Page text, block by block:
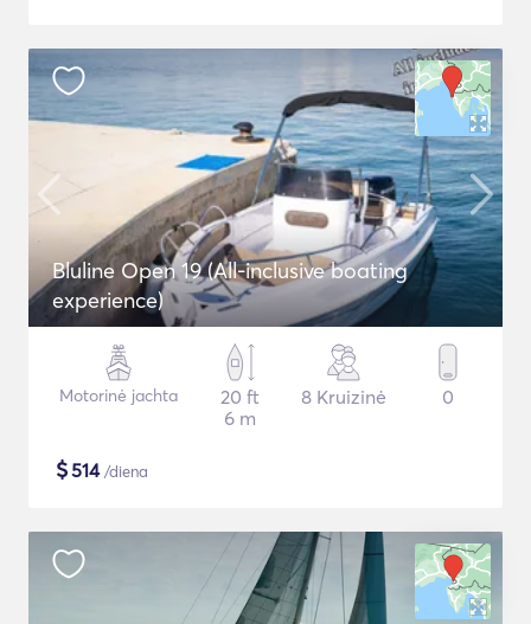
Bluline Open 19 (All-inclusive boating
experience)
Motorinė jachta
20 ft
6 m
8 Kruizinė 0
$514/diena